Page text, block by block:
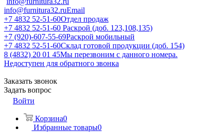
info@furnitura32.ruEmail
+7 4832 52-51-60Отдел продаж
+7 4832 52-51-60 Раскрой (доб. 123,108,135)
+7 (920)-607-55-69Раскрой мобильный
+7 4832 52-51-60Склад готовой продукции (доб. 154)
8 (4832) 20 01 45Мы перезвоним с данного номера.
Недоступен для обратного звонка
Заказать звонок
Задать вопрос
Войти
Корзина0
Избранные товары0